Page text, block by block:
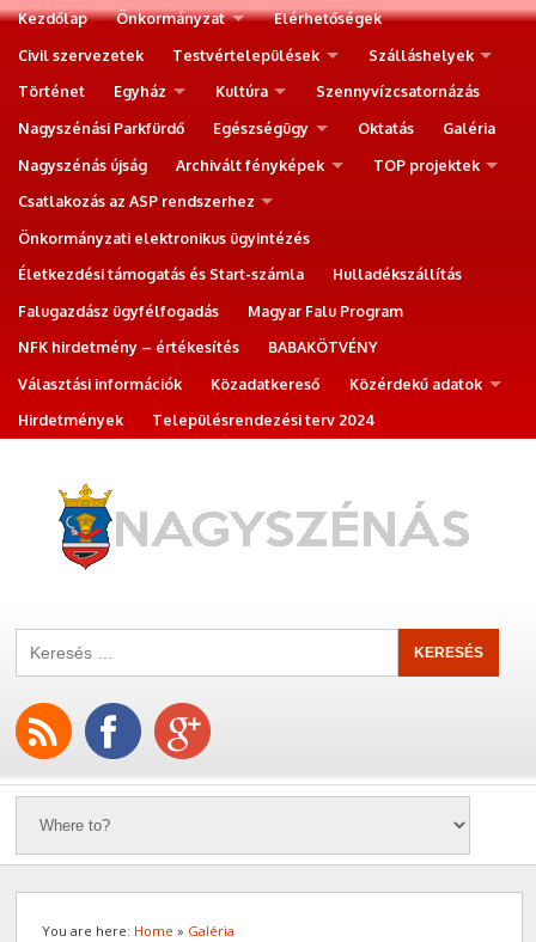
Kezdőlap Önkormányzat
Elérhetőségek
Civil szervezetek
Testvértelepülések
Szálláshelyek
Történet
Egyház Kultúra
Szennyvízcsatornázás
Nagyszénási Parkfürdő
Egészségügy Oktatás
Galéria
Nagyszénás újság
Archivált fényképek
TOP projektek
Csatlakozás az ASP rendszerhez
Önkormányzati elektronikus ügyintézés
Életkezdési támogatás és Start-számla
Hulladékszállítás
Falugazdász ügyfélfogadás
Magyar Falu Program
NFK hirdetmény – értékesítés
BABAKÖTVÉNY
Választási információk
Közadatkereső
Közérdekű adatok
Hirdetmények
Településrendezési terv 2024
You are here: Home » Galéria